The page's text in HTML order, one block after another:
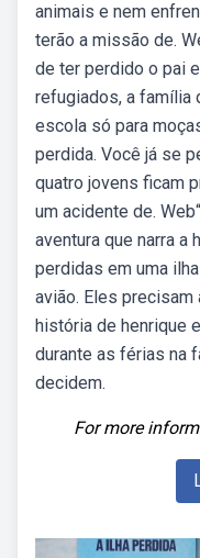
animais e nem
terão a missão de.
de ter perdido o pai
refugiados, a família
escola só para
perdida. Você já se
quatro jovens ficam
um acidente de.
aventura que narra a
perdidas em uma
avião. Eles precisam
história de henrique
durante as férias na
decidem.
For more